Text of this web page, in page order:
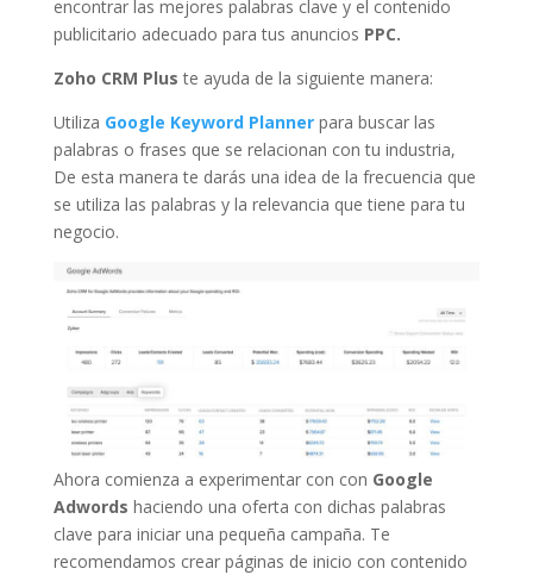
encontrar las mejores palabras clave y el contenido
publicitario adecuado para tus anuncios PPC.
Zoho CRM Plus te ayuda de la siguiente manera:
Utiliza Google Keyword Plannerpara buscar las
palabras o frases que se relacionan con tu industria,
De esta manera te darás una idea de la frecuencia que
se utiliza las palabras y la relevancia que tiene para tu
negocio.
Ahora comienza a experimentar con con Google
Adwords haciendo una oferta con dichas palabras
clave para iniciar una pequeña campaña. Te
recomendamos crear páginas de inicio con contenido